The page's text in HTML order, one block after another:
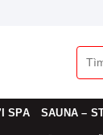
Tìm
kiếm:
SPA SAUNA –